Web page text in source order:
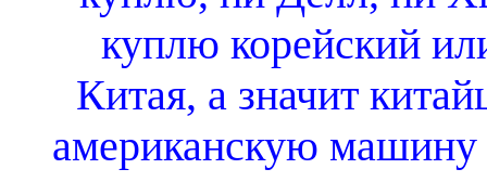
куплю корейский
Китая, а значит
американскую машину